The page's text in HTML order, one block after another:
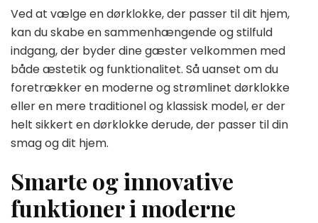
Ved at vælge en dørklokke, der passer til dit hjem,
kan du skabe en sammenhængende og stilfuld
indgang, der byder dine gæster velkommen med
både æstetik og funktionalitet. Så uanset om du
foretrækker en moderne og strømlinet dørklokke
eller en mere traditionel og klassisk model, er der
helt sikkert en dørklokke derude, der passer til din
smag og dit hjem.
Smarte og innovative
funktioner i moderne